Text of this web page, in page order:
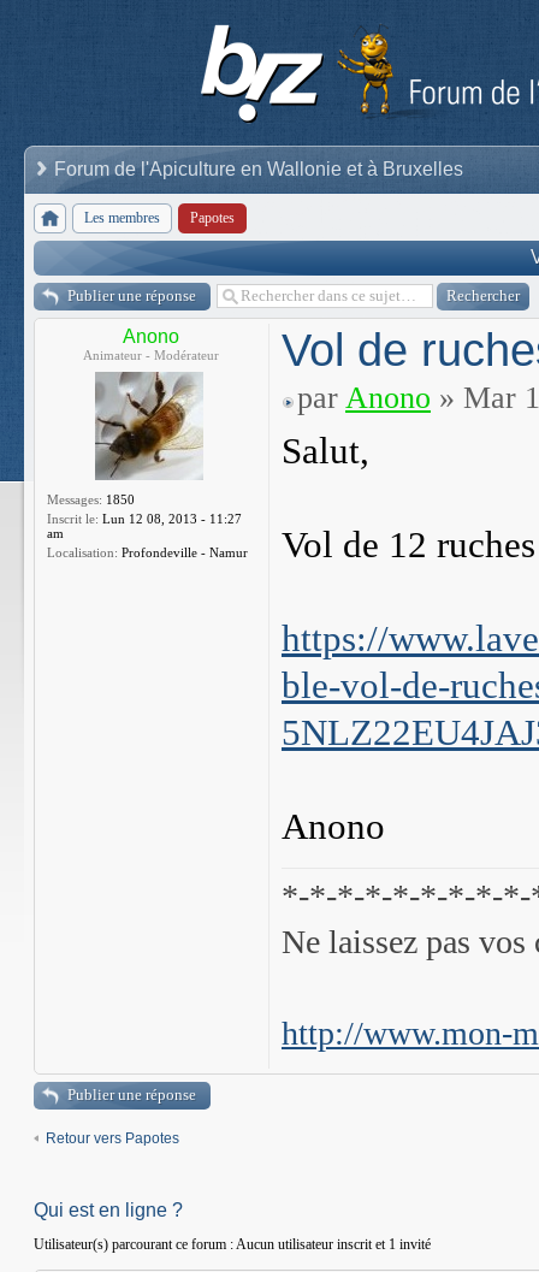
Forum de l'Apiculture en Wallonie et à Bruxelles
Les membres Papotes
Publier une réponse
Anono
Animateur - Modérateur
Messages: 1850
Inscrit le: Lun 12 08, 2013 - 11:27
am
Localisation: Profondeville - Namur
Vol de
par Anono » Mar
Salut,
Vol de 12 ruches
https://
ble-vol-de-
Anono
*-*-*-*-*-*-*-*-
Ne laissez pas
http://www.mon-
Publier une réponse
Retour vers Papotes
Qui est en ligne ?
Utilisateur(s) parcourant ce forum : Aucun utilisateur inscrit et 1 invité